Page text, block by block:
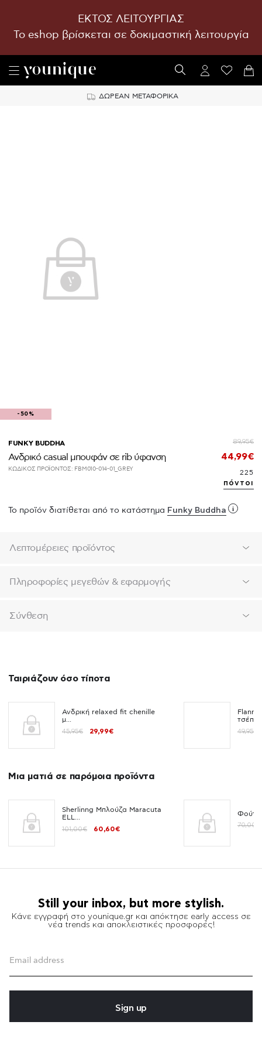
ΕΚΤΟΣ ΛΕΙΤΟΥΡΓΙΑΣ
To eshop βρίσκεται σε δοκιμαστική λειτουργία
ΔΩΡΕΑΝ ΜΕΤΑΦΟΡΙΚΑ
-50%
FUNKY BUDDHA
Ανδρικό casual μπουφάν σε rib ύφανση
ΚΩΔΙΚΟΣ ΠΡΟΪΟΝΤΟΣ: FBM010-014-01_GREY
89,95€
44,99€
225
πόντοι
Το προϊόν διατίθεται από το κατάστημα Funky Buddha i
Λεπτομέρειες προϊόντος
Πληροφορίες μεγεθών & εφαρμογής
Σύνθεση
Ταιριάζουν όσο τίποτα
Ανδρική relaxed fit chenille
μ...
45,95€
29,99€
τσέπ...
49,95€
Μια ματιά σε παρόμοια προϊόντα
Sherlinng Μπλούζα Maracuta
ELL...
101,00€
60,60€
70,00€
Still your inbox, but more stylish.
Κάνε εγγραφή στο younique.gr και απόκτησε early access σε
νέα trends και αποκλειστικές προσφορές!
Sign up